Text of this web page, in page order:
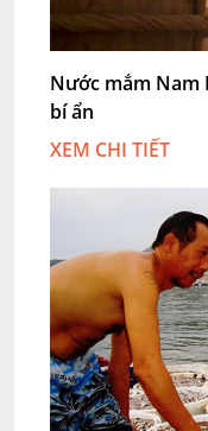
Nước mắm Nam
bí ẩn
XEM CHI TIẾT